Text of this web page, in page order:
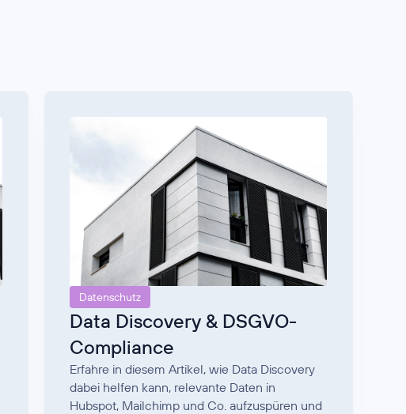
Datenschutz
Data Discovery & DSGVO-
Compliance
Erfahre in diesem Artikel, wie Data Discovery
dabei helfen kann, relevante Daten in
Hubspot, Mailchimp und Co. aufzuspüren und